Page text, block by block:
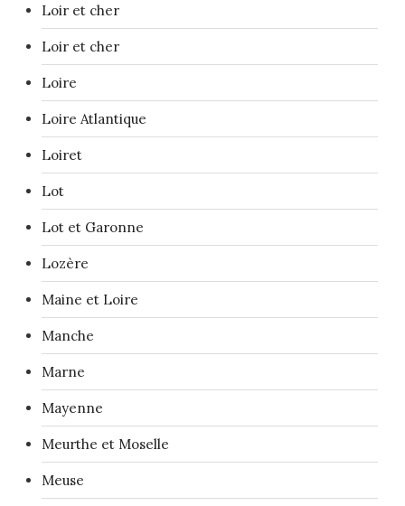
Loir et cher
Loir et cher
Loire
Loire Atlantique
Loiret
Lot
Lot et Garonne
Lozère
Maine et Loire
Manche
Marne
Mayenne
Meurthe et Moselle
Meuse